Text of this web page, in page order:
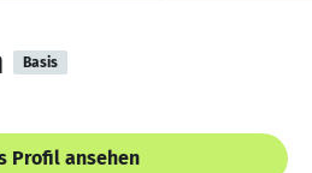
Basis
Profil ansehen